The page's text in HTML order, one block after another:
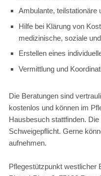
Ambulante, teilstationäre
Hilfe bei Klärung von
medizinische, soziale
Erstellen eines
Vermittlung und
Die Beratungen sind
kostenlos und können im
Hausbesuch stattfinden.
Schweigepflicht. Gerne
aufnehmen.
Pflegestützpunkt westlicher